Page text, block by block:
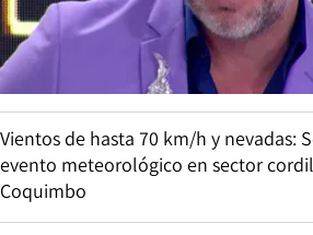
Vientos de hasta 70 km/h y nevadas:
evento meteorológico en sector
Coquimbo